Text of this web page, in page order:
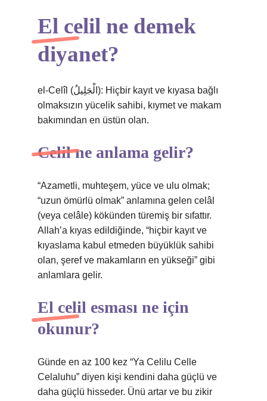
El celil ne demek
diyanet?
el-Celîl (الْجَلِيلُ): Hiçbir kayıt ve kıyasa bağlı
olmaksızın yücelik sahibi, kıymet ve makam
bakımından en üstün olan.
Celil ne anlama gelir?
“Azametli, muhteşem, yüce ve ulu olmak;
“uzun ömürlü olmak” anlamına gelen celâl
(veya celâle) kökünden türemiş bir sıfattır.
Allah’a kıyas edildiğinde, “hiçbir kayıt ve
kıyaslama kabul etmeden büyüklük sahibi
olan, şeref ve makamların en yükseği” gibi
anlamlara gelir.
El celil esması ne için
okunur?
Günde en az 100 kez “Ya Celilu Celle
Celaluhu” diyen kişi kendini daha güçlü ve
daha güçlü hisseder. Ünü artar ve bu zikir